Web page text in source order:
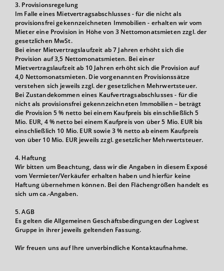
3. Provisionsregelung
Im Falle eines Mietvertragsabschlusses - für die nicht als
provisionsfrei gekennzeichneten Immobilien - erhalten wir vom
Mieter eine Provision in Höhe von 3 Nettomonatsmieten zzgl. der
gesetzlichen MwSt.
Bei einer Mietvertragslaufzeit ab 7 Jahren erhöht sich die
Provision auf 3,5 Nettomonatsmieten. Bei einer
Mietvertragslaufzeit ab 10 Jahren erhöht sich die Provision auf
4,0 Nettomonatsmieten. Die vorgenannten Provisionssätze
verstehen sich jeweils zzgl. der gesetzlichen Mehrwertsteuer.
Bei Zustandekommen eines Kaufvertragsabschlusses - für die
nicht als provisionsfrei gekennzeichneten Immobilien – beträgt
die Provision 5 % netto bei einem Kaufpreis bis einschließlich 5
Mio. EUR, 4 % netto bei einem Kaufpreis von über 5 Mio. EUR bis
einschließlich 10 Mio. EUR sowie 3 % netto ab einem Kaufpreis
von über 10 Mio. EUR jeweils zzgl. gesetzlicher Mehrwertsteuer.
4. Haftung
Wir bitten um Beachtung, dass wir die Angaben in diesem Exposé
vom Vermieter/Verkäufer erhalten haben und hierfür keine
Haftung übernehmen können. Bei den Flächengrößen handelt es
sich um ca.-Angaben.
5. AGB
Es gelten die Allgemeinen Geschäftsbedingungen der Logivest
Gruppe in ihrer jeweils geltenden Fassung.
Wir freuen uns auf Ihre unverbindliche Kontaktaufnahme.